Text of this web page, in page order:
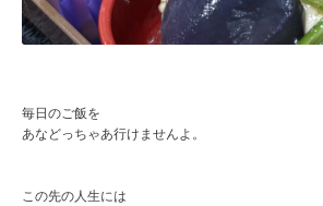
毎日のご飯を
あなどっちゃあ行けませんよ。
この先の人生には